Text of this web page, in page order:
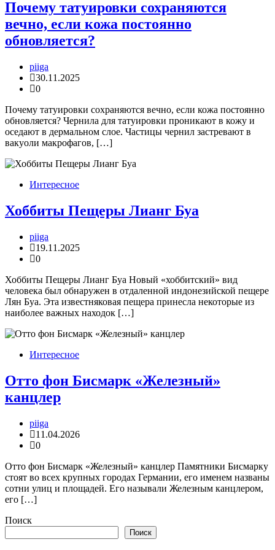
Почему татуировки сохраняются
вечно, если кожа постоянно
обновляется?
piiga
30.11.2025
0
Почему татуировки сохраняются вечно, если кожа постоянно
обновляется? Чернила для татуировки проникают в кожу и
оседают в дермальном слое. Частицы чернил застревают в
вакуоли макрофагов, […]
Интересное
Хоббиты Пещеры Лианг Буа
piiga
19.11.2025
0
Хоббиты Пещеры Лианг Буа Новый «хоббитский» вид
человека был обнаружен в отдаленной индонезийской пещере
Лян Буа. Эта известняковая пещера принесла некоторые из
наиболее важных находок […]
Интересное
Отто фон Бисмарк «Железный»
канцлер
piiga
11.04.2026
0
Отто фон Бисмарк «Железный» канцлер Памятники Бисмарку
стоят во всех крупных городах Германии, его именем названы
сотни улиц и площадей. Его называли Железным канцлером,
его […]
Поиск
Поиск